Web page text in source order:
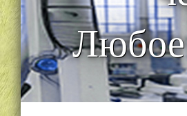
Любое